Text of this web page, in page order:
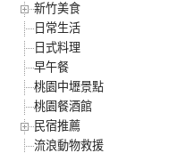
新竹美食
日常生活
日式料理
早午餐
桃園中壢景點
桃園餐酒館
民宿推薦
流浪動物救援